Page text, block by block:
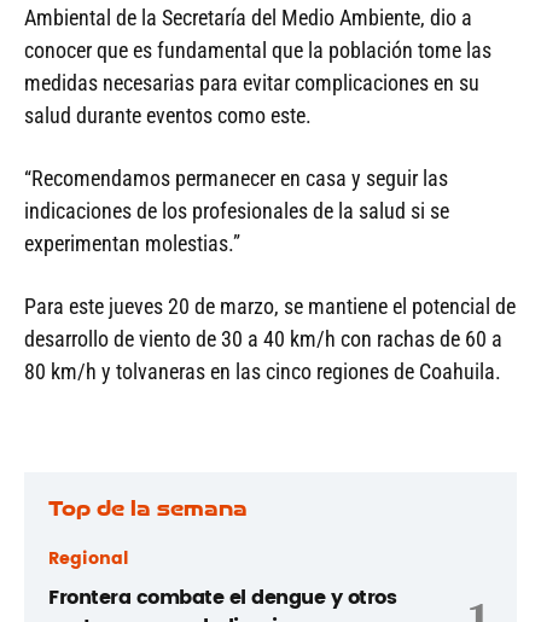
Ambiental de la Secretaría del Medio Ambiente, dio a
conocer que es fundamental que la población tome las
medidas necesarias para evitar complicaciones en su
salud durante eventos como este.
“Recomendamos permanecer en casa y seguir las
indicaciones de los profesionales de la salud si se
experimentan molestias.”
Para este jueves 20 de marzo, se mantiene el potencial de
desarrollo de viento de 30 a 40 km/h con rachas de 60 a
80 km/h y tolvaneras en las cinco regiones de Coahuila.
Top de la semana
Regional
Frontera combate el dengue y otros